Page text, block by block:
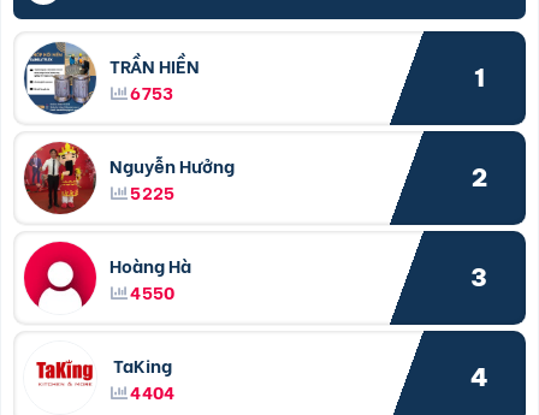
TRẦN HIỀN
6753
1
Nguyễn Hưởng
5225
2
Hoàng Hà
4550
3
TaKing
4404
4